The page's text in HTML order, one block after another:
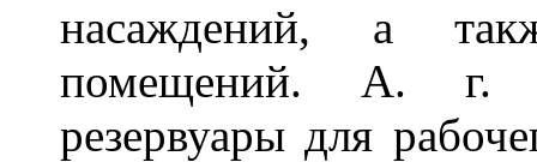
насаждений, а
помещений. А. г.
резервуары для